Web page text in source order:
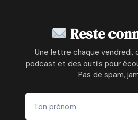
OU
DE
CONCILIER
PERSONNEL
Reste
Une lettre chaque vendredi,
podcast et des outils pour
Pas de spam,